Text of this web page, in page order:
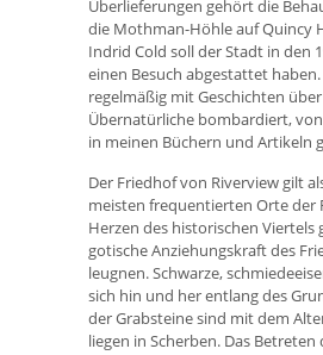
Überlieferungen gehört die
die Mothman-Höhle auf Quincy
Indrid Cold soll der Stadt in den
einen Besuch abgestattet
regelmäßig mit Geschichten
Übernatürliche bombardiert,
in meinen Büchern und Artikeln
Der Friedhof von Riverview gilt
meisten frequentierten Orte der
Herzen des historischen Viertels
gotische Anziehungskraft des
leugnen. Schwarze,
sich hin und her entlang des
der Grabsteine ​​sind mit dem
liegen in Scherben. Das Betreten